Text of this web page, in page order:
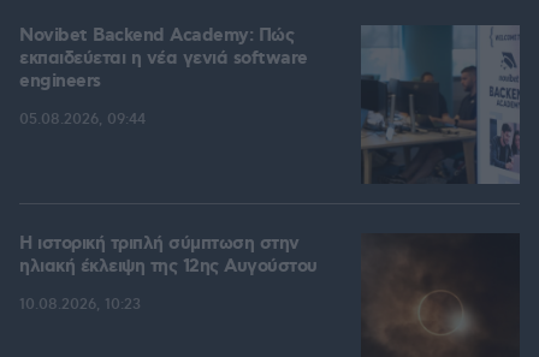
Novibet Backend Academy: Πώς
εκπαιδεύεται η νέα γενιά software
engineers
05.08.2026, 09:44
Η ιστορική τριπλή σύμπτωση στην
ηλιακή έκλειψη της 12ης Αυγούστου
10.08.2026, 10:23